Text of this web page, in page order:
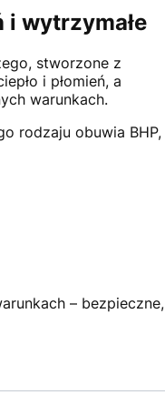
i wytrzymałe
stworzone z
i płomień, a
warunkach.
rodzaju obuwia BHP,
– bezpieczne,